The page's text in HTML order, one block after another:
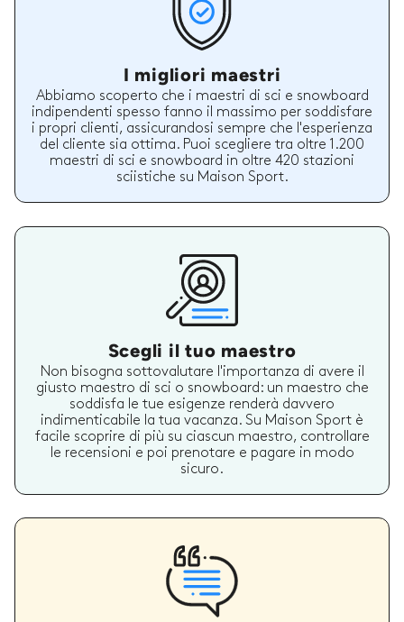
I migliori maestri
Abbiamo scoperto che i maestri di sci e snowboard
indipendenti spesso fanno il massimo per soddisfare
i propri clienti, assicurandosi sempre che l'esperienza
del cliente sia ottima. Puoi scegliere tra oltre 1.200
maestri di sci e snowboard in oltre 420 stazioni
sciistiche su Maison Sport.
Scegli il tuo maestro
Non bisogna sottovalutare l'importanza di avere il
giusto maestro di sci o snowboard: un maestro che
soddisfa le tue esigenze renderà davvero
indimenticabile la tua vacanza. Su Maison Sport è
facile scoprire di più su ciascun maestro, controllare
le recensioni e poi prenotare e pagare in modo
sicuro.